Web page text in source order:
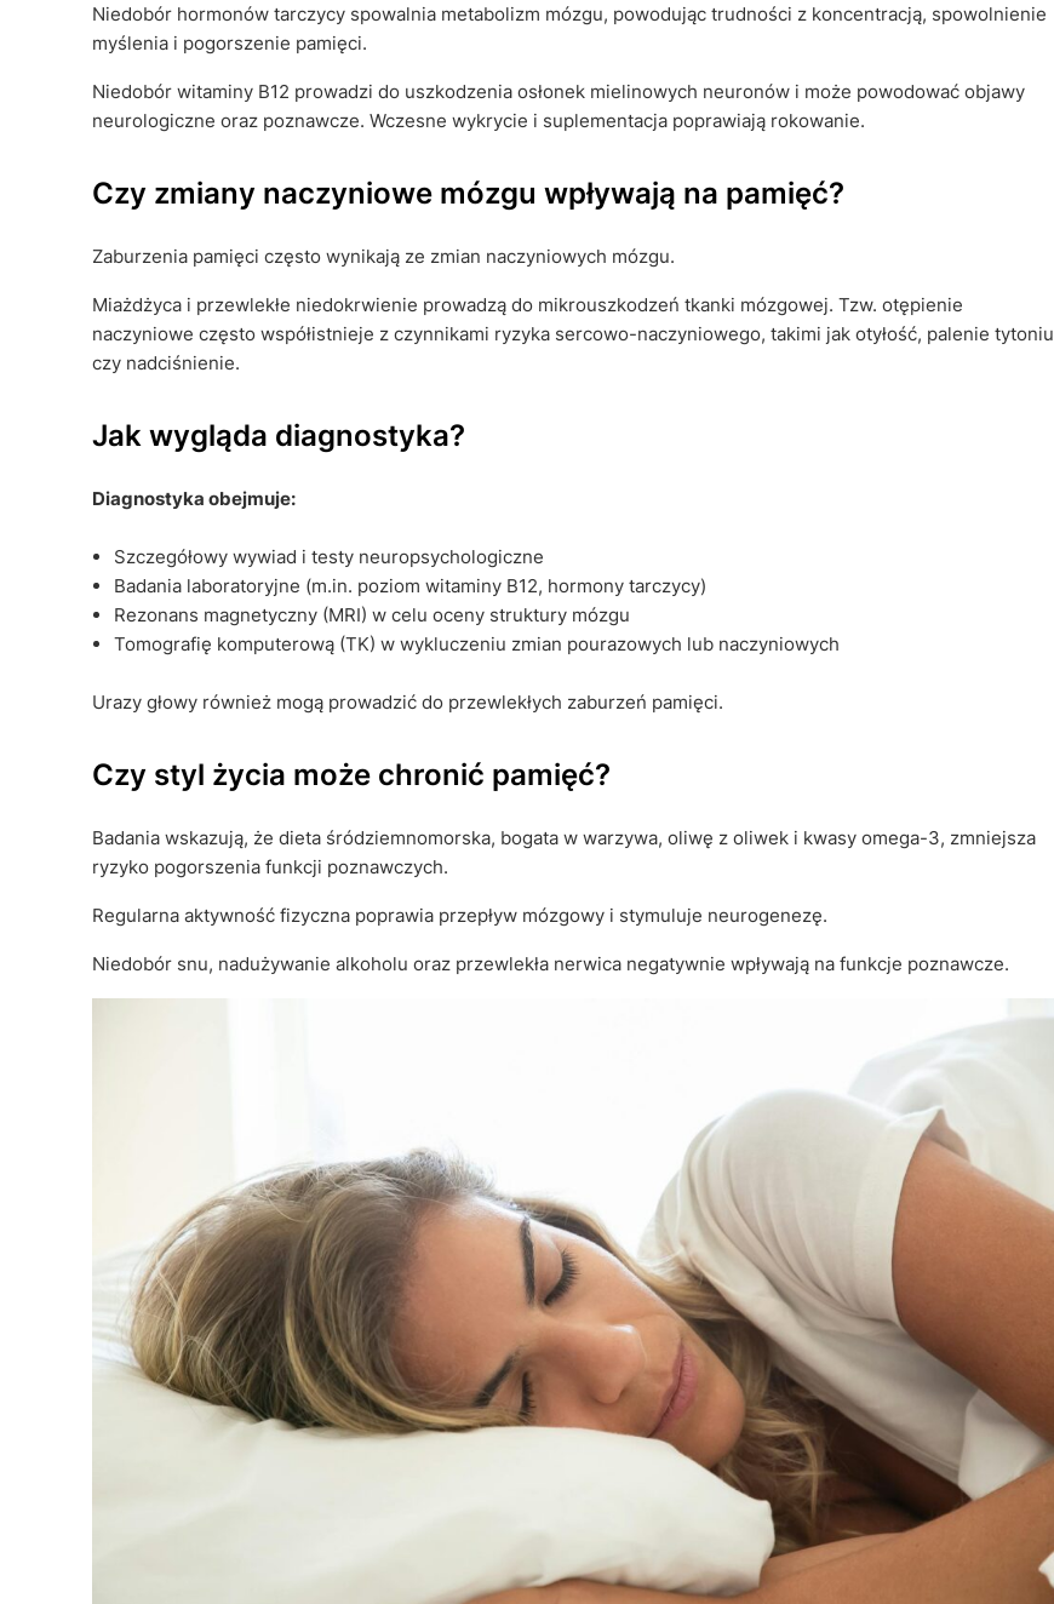
Niedobór hormonów tarczycy spowalnia metabolizm mózgu, powodując trudności z koncentracją, spowolnienie
myślenia i pogorszenie pamięci.
Niedobór witaminy B12 prowadzi do uszkodzenia osłonek mielinowych neuronów i może powodować objawy
neurologiczne oraz poznawcze. Wczesne wykrycie i suplementacja poprawiają rokowanie.
Czy zmiany naczyniowe mózgu wpływają na pamięć?
Zaburzenia pamięci często wynikają ze zmian naczyniowych mózgu.
Miażdżyca i przewlekłe niedokrwienie prowadzą do mikrouszkodzeń tkanki mózgowej. Tzw. otępienie
naczyniowe często współistnieje z czynnikami ryzyka sercowo-naczyniowego, takimi jak otyłość, palenie tytoniu
czy nadciśnienie.
Jak wygląda diagnostyka?
Diagnostyka obejmuje:
Szczegółowy wywiad i testy neuropsychologiczne
Badania laboratoryjne (m.in. poziom witaminy B12, hormony tarczycy)
Rezonans magnetyczny (MRI) w celu oceny struktury mózgu
Tomografię komputerową (TK) w wykluczeniu zmian pourazowych lub naczyniowych
Urazy głowy również mogą prowadzić do przewlekłych zaburzeń pamięci.
Czy styl życia może chronić pamięć?
Badania wskazują, że dieta śródziemnomorska, bogata w warzywa, oliwę z oliwek i kwasy omega-3, zmniejsza
ryzyko pogorszenia funkcji poznawczych.
Regularna aktywność fizyczna poprawia przepływ mózgowy i stymuluje neurogenezę.
Niedobór snu, nadużywanie alkoholu oraz przewlekła nerwica negatywnie wpływają na funkcje poznawcze.